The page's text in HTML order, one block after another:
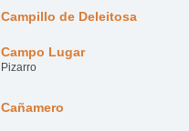
Campillo de Deleitosa
Campo Lugar
Pizarro
Cañamero